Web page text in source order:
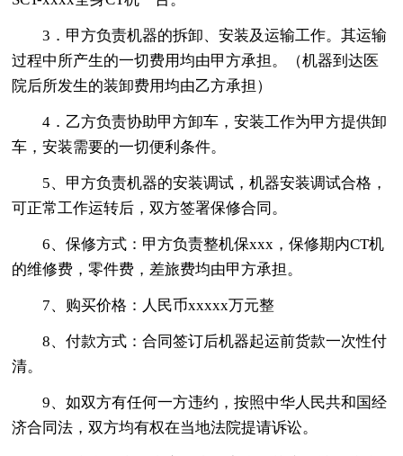
3．甲方负责机器的拆卸、安装及运输工作。其运输
过程中所产生的一切费用均由甲方承担。（机器到达医
院后所发生的装卸费用均由乙方承担）
4．乙方负责协助甲方卸车，安装工作为甲方提供卸
车，安装需要的一切便利条件。
5、甲方负责机器的安装调试，机器安装调试合格，
可正常工作运转后，双方签署保修合同。
6、保修方式：甲方负责整机保xxx，保修期内CT机
的维修费，零件费，差旅费均由甲方承担。
7、购买价格：人民币xxxxx万元整
8、付款方式：合同签订后机器起运前货款一次性付
清。
9、如双方有任何一方违约，按照中华人民共和国经
济合同法，双方均有权在当地法院提请诉讼。